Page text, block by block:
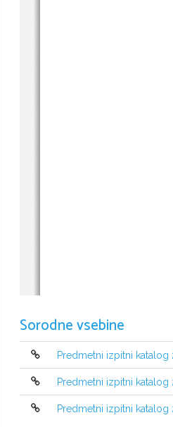
Sorodne vsebine
Predmetni izpitni katalog
Predmetni izpitni katalog
Predmetni izpitni katalog